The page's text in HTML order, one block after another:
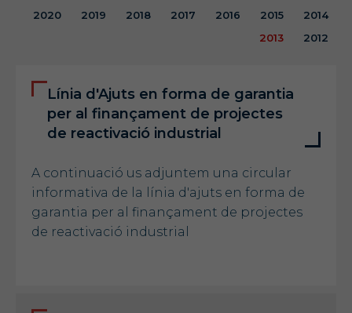
2020
2019 2018 2017 2016 2015
2014
2013
2012
Línia d'Ajuts en forma de garantia
per al finançament de projectes
de reactivació industrial
A continuació us adjuntem una circular
informativa de la línia d'ajuts en forma de
garantia per al finançament de projectes
de reactivació industrial